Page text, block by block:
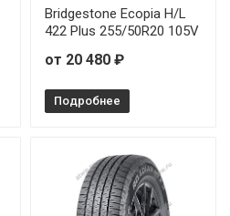
Bridgestone Ecopia H/L
422 Plus 255/50R20 105V
от 20 480 ₽
Подробнее